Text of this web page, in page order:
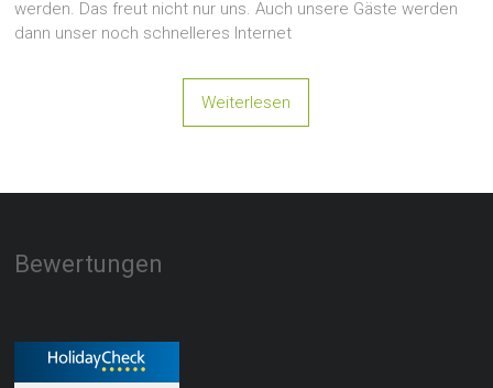
werden. Das freut nicht nur uns. Auch unsere Gäste werden
dann unser noch schnelleres Internet
Weiterlesen
Bewertungen